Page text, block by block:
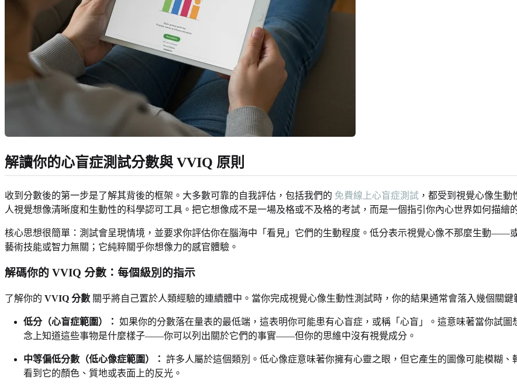
解讀你的心盲症測試分數與 VVIQ 原則
收到分數後的第一步是了解其背後的框架。大多數可靠的自我評估，包括我們的 免費線上心盲症測試 ，都受到視覺心像生
人視覺想像清晰度和生動性的科學認可工具。把它想像成不是一場及格或不及格的考試，而是一個指引你內心世界如何描繪
核心思想很簡單：測試會呈現情境，並要求你評估你在腦海中「看見」它們的生動程度。低分表示視覺心像不那麼生動
藝術技能或智力無關；它純粹關乎你想像力的感官體驗。
解碼你的 VVIQ 分數：每個級別的指示
了解你的 VVIQ 分數 關乎將自己置於人類經驗的連續體中。當你完成視覺心像生動性測試時，你的結果通常會落入幾個關
低分（心盲症範圍）： 如果你的分數落在量表的最低端，這表明你可能患有心盲症，或稱「心盲」。這意味著當你試
念上知道這些事物是什麼樣子——你可以列出關於它們的事實——但你的思維中沒有視覺成分。
中等偏低分數（低心像症範圍）： 許多人屬於這個類別。低心像症意味著你擁有心靈之眼，但它產生的圖像可能模糊
看到它的顏色、質地或表面上的反光。